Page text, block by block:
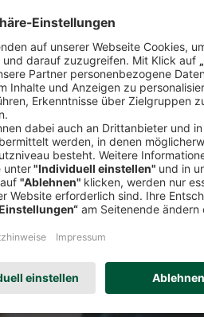
herunter
löschen? Hier finden Sie eine